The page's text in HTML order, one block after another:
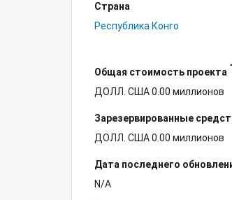
Страна
Республика Конго
Общая стоимость проекта
ДОЛЛ. США 0.00 миллионов
Зарезервированные
ДОЛЛ. США 0.00 миллионов
Дата последнего
N/A